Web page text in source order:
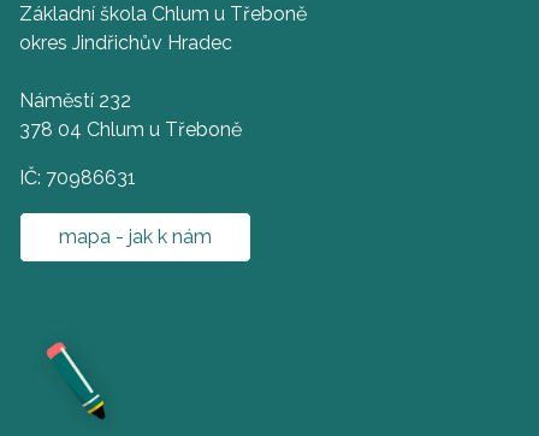
Základní škola Chlum u Třeboně
okres Jindřichův Hradec
Náměstí 232
378 04 Chlum u Třeboně
IČ: 70986631
mapa - jak k nám